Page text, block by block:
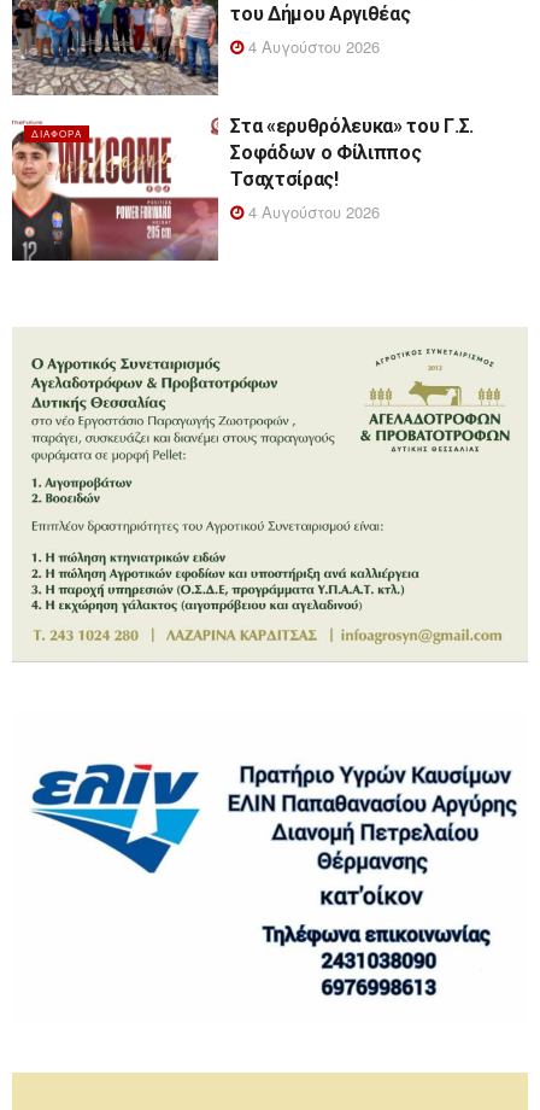
του Δήμου Αργιθέας
4 Αυγούστου 2026
ΔΙΆΦΟΡΑ
Στα «ερυθρόλευκα» του Γ.Σ.
Σοφάδων ο Φίλιππος
Τσαχτσίρας!
4 Αυγούστου 2026